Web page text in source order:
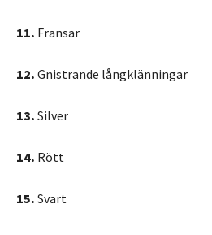
11. Fransar
12. Gnistrande långklänningar
13. Silver
14. Rött
15. Svart